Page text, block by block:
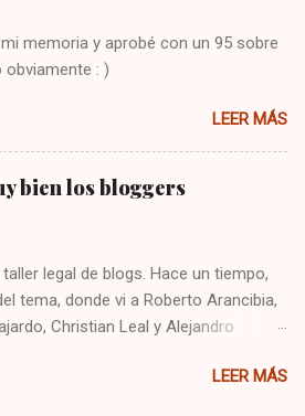
de la solución por si alguien
el mismo problema, y también para
memoria y aprobé con un 95 sobre
obviamente : )
LEER MÁS
bien los bloggers
legal de blogs. Hace un tiempo,
tema, donde vi a Roberto Arancibia,
Christian Leal y Alejandro
Se podría decir que me llevé unaLEER MÁS